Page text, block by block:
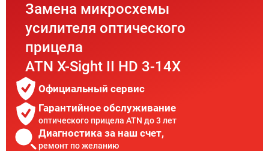
Замена микросхемы
усилителя оптического
прицела
ATN X-Sight II HD 3-14X
Официальный сервис
Гарантийное обслуживание
оптического прицела ATN до 3 лет
Диагностика за наш счет,
ремонт по желанию